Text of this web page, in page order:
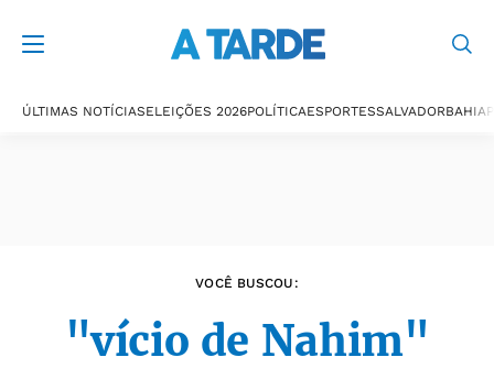
ÚLTIMAS NOTÍCIASELEIÇÕES 2026POLÍTICAESPORTESSALVADORBAHIA
VOCÊ BUSCOU:
"vício de Nahim"